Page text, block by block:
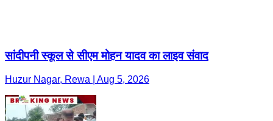
सांदीपनी स्कूल से सीएम मोहन यादव का लाइव संवाद
Huzur Nagar, Rewa | Aug 5, 2026